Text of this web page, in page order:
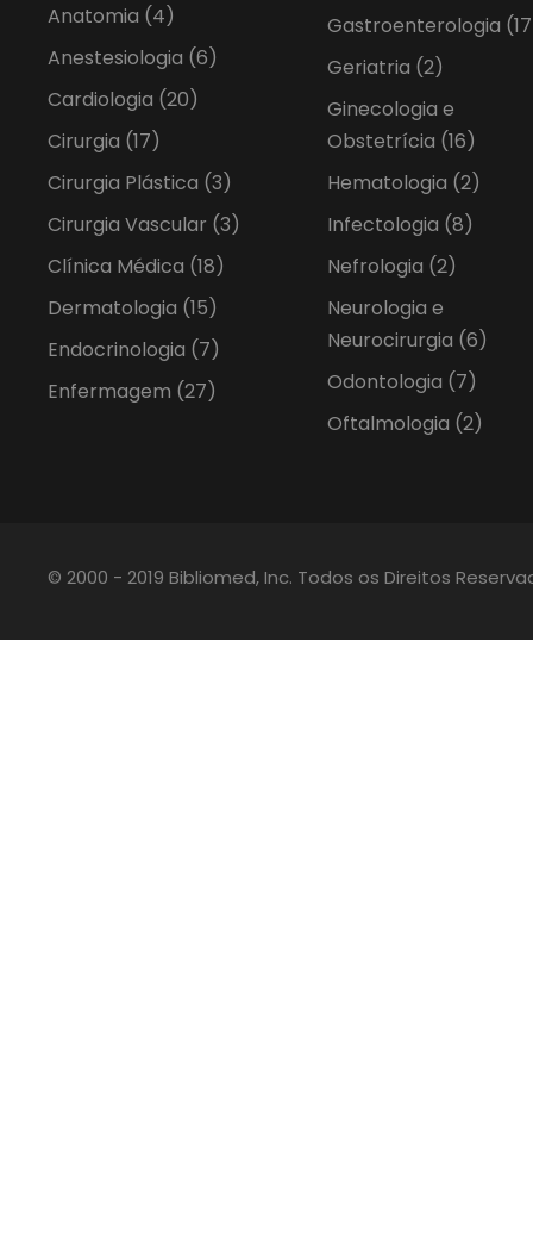
Anatomia (4)
Anestesiologia (6)
Cardiologia (20)
Cirurgia (17)
Cirurgia Plástica (3)
Cirurgia Vascular (3)
Clínica Médica (18)
Dermatologia (15)
Endocrinologia (7)
Enfermagem (27)
Gastroenterologia
Geriatria (2)
Ginecologia e
Obstetrícia (16)
Hematologia (2)
Infectologia (8)
Nefrologia (2)
Neurologia e
Neurocirurgia (6)
Odontologia (7)
Oftalmologia (2)
© 2000 - 2019 Bibliomed, Inc. Todos os Direitos